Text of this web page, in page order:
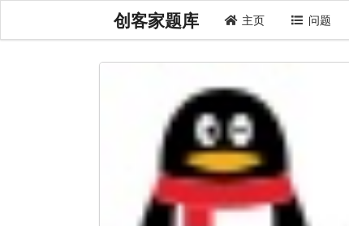
创客家题库 主页 问题